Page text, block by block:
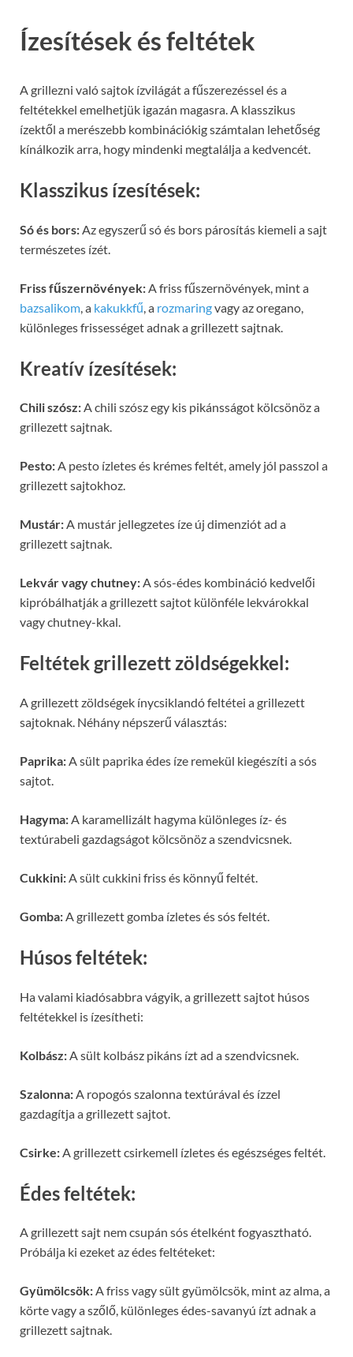
Ízesítések és feltétek
A grillezni való sajtok ízvilágát a fűszerezéssel és a
feltétekkel emelhetjük igazán magasra. A klasszikus
ízektől a merészebb kombinációkig számtalan lehetőség
kínálkozik arra, hogy mindenki megtalálja a kedvencét.
Klasszikus ízesítések:
Só és bors: Az egyszerű só és bors párosítás kiemeli a sajt
természetes ízét.
Friss fűszernövények: A friss fűszernövények, mint a
bazsalikom , a kakukkfű , a rozmaringvagy az oregano,
különleges frissességet adnak a grillezett sajtnak.
Kreatív ízesítések:
Chili szósz:A chili szósz egy kis pikánsságot kölcsönöz a
grillezett sajtnak.
Pesto:A pesto ízletes és krémes feltét, amely jól passzol a
grillezett sajtokhoz.
Mustár:A mustár jellegzetes íze új dimenziót ad a
grillezett sajtnak.
Lekvár vagy chutney:A sós-édes kombináció kedvelői
kipróbálhatják a grillezett sajtot különféle lekvárokkal
vagy chutney-kkal.
Feltétek grillezett zöldségekkel:
A grillezett zöldségek ínycsiklandó feltétei a grillezett
sajtoknak. Néhány népszerű választás:
Paprika:A sült paprika édes íze remekül kiegészíti a sós
sajtot.
Hagyma:A karamellizált hagyma különleges íz- és
textúrabeli gazdagságot kölcsönöz a szendvicsnek.
Cukkini:A sült cukkini friss és könnyű feltét.
Gomba:A grillezett gomba ízletes és sós feltét.
Húsos feltétek:
Ha valami kiadósabbra vágyik, a grillezett sajtot húsos
feltétekkel is ízesítheti:
Kolbász: A sült kolbász pikáns ízt ad a szendvicsnek.
Szalonna: A ropogós szalonna textúrával és ízzel
gazdagítja a grillezett sajtot.
Csirke: A grillezett csirkemell ízletes és egészséges feltét.
Édes feltétek:
A grillezett sajt nem csupán sós ételként fogyasztható.
Próbálja ki ezeket az édes feltéteket:
Gyümölcsök:A friss vagy sült gyümölcsök, mint az alma, a
körte vagy a szőlő, különleges édes-savanyú ízt adnak a
grillezett sajtnak.